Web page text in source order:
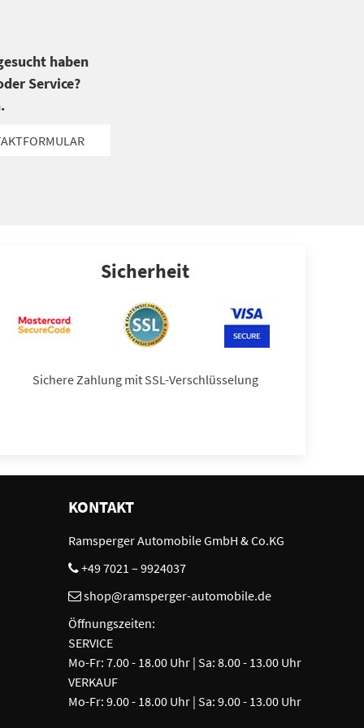
haben
Service?
Sicherheit
Sichere Zahlung mit SSL-Verschlüsselung
KONTAKT
Ramsperger Automobile GmbH & Co.KG
+49 7021 – 9924037
shop@ramsperger-automobile.de
Öffnungszeiten:
SERVICE
Mo-Fr: 7.00 - 18.00 Uhr | Sa: 8.00 - 13.00 Uhr
VERKAUF
Mo-Fr: 9.00 - 18.00 Uhr | Sa: 9.00 - 13.00 Uhr